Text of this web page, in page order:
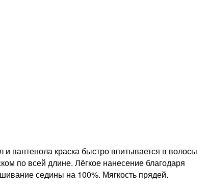
пантенола краска быстро впитывается в волосы
по всей длине. Лёгкое нанесение благодаря
седины на 100%. Мягкость прядей.